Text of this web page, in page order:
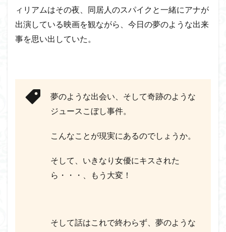
ィリアムはその夜、同居人のスパイクと一緒にアナが
出演している映画を観ながら、今日の夢のような出来
事を思い出していた。
夢のような出会い、そして奇跡のような
ジュースこぼし事件。
こんなことが現実にあるのでしょうか。
そして、いきなり女優にキスされた
ら・・・、もう大変！
そして話はこれで終わらず、夢のような